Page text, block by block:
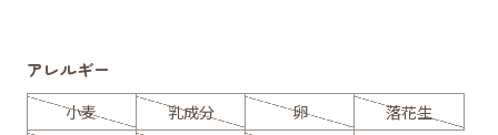
アレルギー
小麦 乳成分 卵
落花生